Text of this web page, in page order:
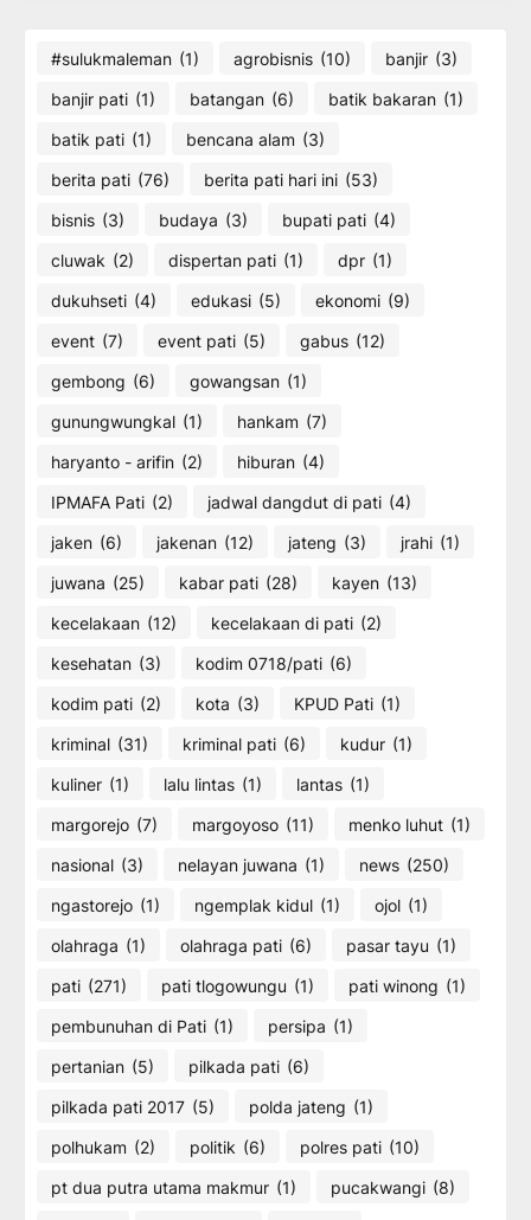
#sulukmaleman (1) agrobisnis (10) banjir (3)
banjir pati (1) batangan (6) batik bakaran (1)
batik pati (1) bencana alam (3)
berita pati (76) berita pati hari ini (53)
bisnis (3) budaya (3) bupati pati (4)
cluwak (2) dispertan pati (1) dpr (1)
dukuhseti (4) edukasi (5) ekonomi (9)
event (7) event pati (5) gabus (12)
gembong (6) gowangsan (1)
gunungwungkal (1) hankam (7)
haryanto - arifin (2) hiburan (4)
IPMAFA Pati (2) jadwal dangdut di pati (4)
jaken (6) jakenan (12) jateng (3) jrahi (1)
juwana (25) kabar pati (28) kayen (13)
kecelakaan (12) kecelakaan di pati (2)
kesehatan (3) kodim 0718/pati (6)
kodim pati (2) kota (3) KPUD Pati (1)
kriminal (31) kriminal pati (6) kudur (1)
kuliner (1) lalu lintas (1) lantas (1)
margorejo (7) margoyoso (11) menko luhut (1)
nasional (3) nelayan juwana (1) news (250)
ngastorejo (1) ngemplak kidul (1) ojol (1)
olahraga (1) olahraga pati (6) pasar tayu (1)
pati (271) pati tlogowungu (1) pati winong (1)
pembunuhan di Pati (1) persipa (1)
pertanian (5) pilkada pati (6)
pilkada pati 2017 (5) polda jateng (1)
polhukam (2) politik (6) polres pati (10)
pt dua putra utama makmur (1) pucakwangi (8)